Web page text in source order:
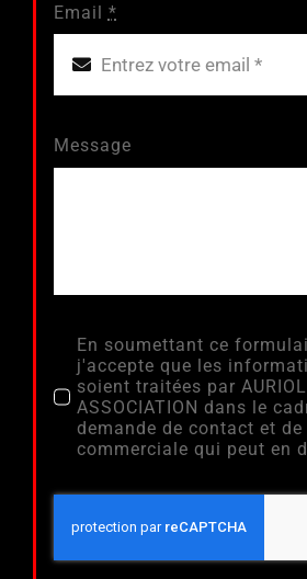
Email *
Message
En soumettant ce
j'accepte que les
soient traitées par AURIOL
ASSOCIATION dans le
demande de contact et
commerciale qui peut en